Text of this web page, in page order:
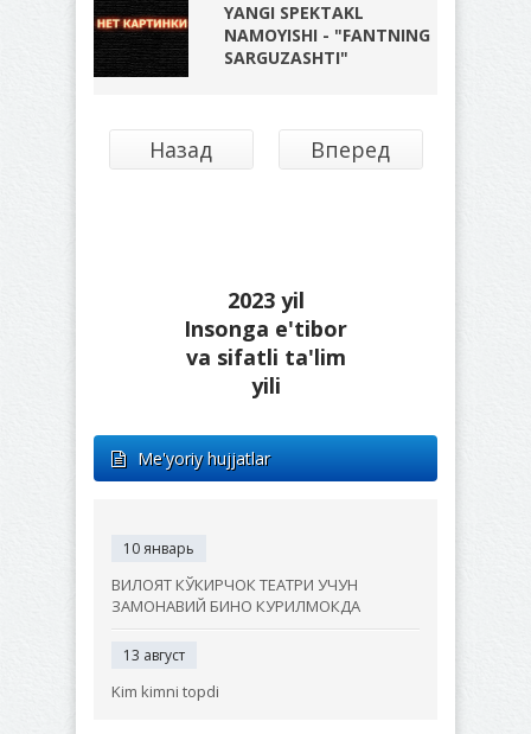
YANGI SPEKTAKL
NAMOYISHI - "FANTNING
SARGUZASHTI"
Назад Вперед
2023 yil
Insonga e'tibor
va sifatli ta'lim
yili
Me'yoriy hujjatlar
10 январь
ВИЛОЯТ КЎКИРЧОК ТЕАТРИ УЧУН
ЗАМОНАВИЙ БИНО КУРИЛМОКДА
13 август
Kim kimni topdi